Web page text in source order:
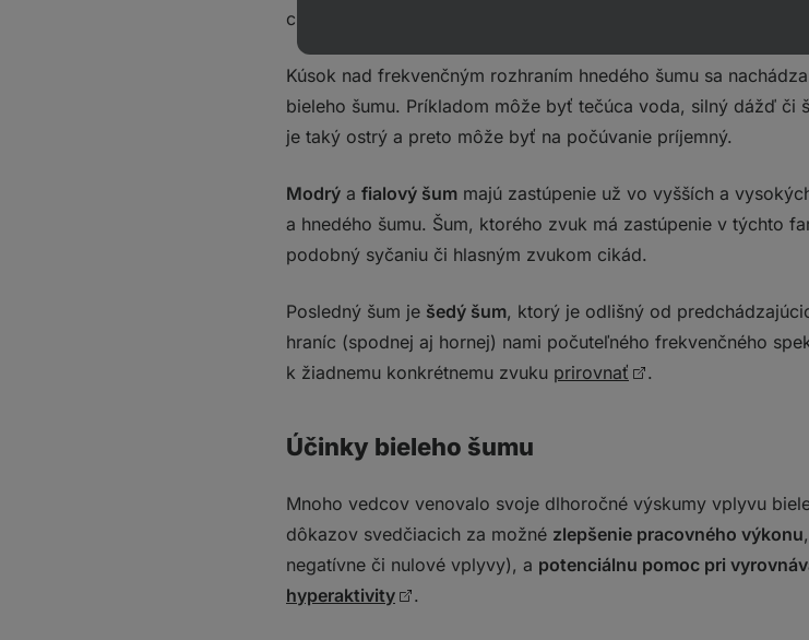
charakteristický zvuk bzučania a je vhodný na meditáciu a
Kúsok nad frekvenčným rozhraním hnedého šumu sa nachádza
bieleho šumu. Príkladom môže byť tečúca voda, silný dážď či
je taký ostrý a preto môže byť na počúvanie príjemný.
Modrý a fialový šum majú zastúpenie už vo vyšších a
a hnedého šumu. Šum, ktorého zvuk má zastúpenie v týchto
podobný syčaniu či hlasným zvukom cikád.
Posledný šum je šedý šum, ktorý je odlišný od
hraníc (spodnej aj hornej) nami počuteľného frekvenčného
k žiadnemu konkrétnemu zvuku prirovnať .
Účinky bieleho šumu
Mnoho vedcov venovalo svoje dlhoročné výskumy vplyvu
dôkazov svedčiacich za možné zlepšenie pracovného výkonu,
negatívne či nulové vplyvy), a potenciálnu pomoc pri
hyperaktivity
.